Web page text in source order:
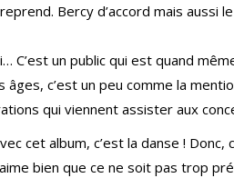
Bercy d’accord mais aussi
C’est un public qui est quand
âges, c’est un peu comme la
qui viennent assister aux
cet album, c’est la danse !
bien que ce ne soit pas trop